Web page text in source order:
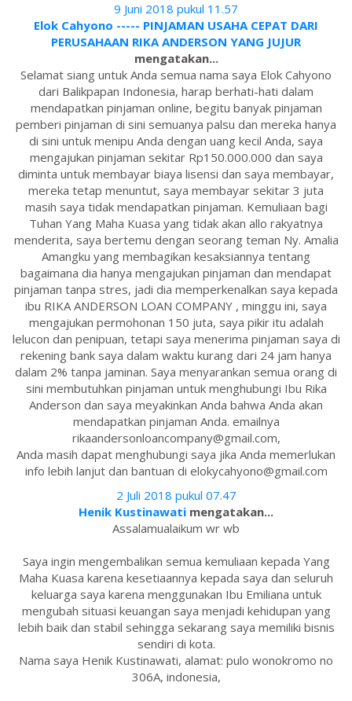
9 Juni 2018 pukul 11.57
Elok Cahyono ----- PINJAMAN USAHA CEPAT DARI
PERUSAHAAN RIKA ANDERSON YANG JUJUR
mengatakan...
Selamat siang untuk Anda semua nama saya Elok Cahyono
dari Balikpapan Indonesia, harap berhati-hati dalam
mendapatkan pinjaman online, begitu banyak pinjaman
pemberi pinjaman di sini semuanya palsu dan mereka hanya
di sini untuk menipu Anda dengan uang kecil Anda, saya
mengajukan pinjaman sekitar Rp150.000.000 dan saya
diminta untuk membayar biaya lisensi dan saya membayar,
mereka tetap menuntut, saya membayar sekitar 3 juta
masih saya tidak mendapatkan pinjaman. Kemuliaan bagi
Tuhan Yang Maha Kuasa yang tidak akan allo rakyatnya
menderita, saya bertemu dengan seorang teman Ny. Amalia
Amangku yang membagikan kesaksiannya tentang
bagaimana dia hanya mengajukan pinjaman dan mendapat
pinjaman tanpa stres, jadi dia memperkenalkan saya kepada
ibu RIKA ANDERSON LOAN COMPANY , minggu ini, saya
mengajukan permohonan 150 juta, saya pikir itu adalah
lelucon dan penipuan, tetapi saya menerima pinjaman saya di
rekening bank saya dalam waktu kurang dari 24 jam hanya
dalam 2% tanpa jaminan. Saya menyarankan semua orang di
sini membutuhkan pinjaman untuk menghubungi Ibu Rika
Anderson dan saya meyakinkan Anda bahwa Anda akan
mendapatkan pinjaman Anda. emailnya
rikaandersonloancompany@gmail.com,
Anda masih dapat menghubungi saya jika Anda memerlukan
info lebih lanjut dan bantuan di elokycahyono@gmail.com
2 Juli 2018 pukul 07.47
Henik Kustinawati mengatakan...
Assalamualaikum wr wb
Saya ingin mengembalikan semua kemuliaan kepada Yang
Maha Kuasa karena kesetiaannya kepada saya dan seluruh
keluarga saya karena menggunakan Ibu Emiliana untuk
mengubah situasi keuangan saya menjadi kehidupan yang
lebih baik dan stabil sehingga sekarang saya memiliki bisnis
sendiri di kota.
Nama saya Henik Kustinawati, alamat: pulo wonokromo no
306A, indonesia,